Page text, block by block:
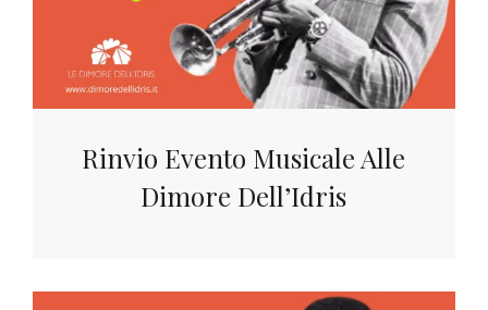
Rinvio Evento Musicale Alle
Dimore Dell’Idris